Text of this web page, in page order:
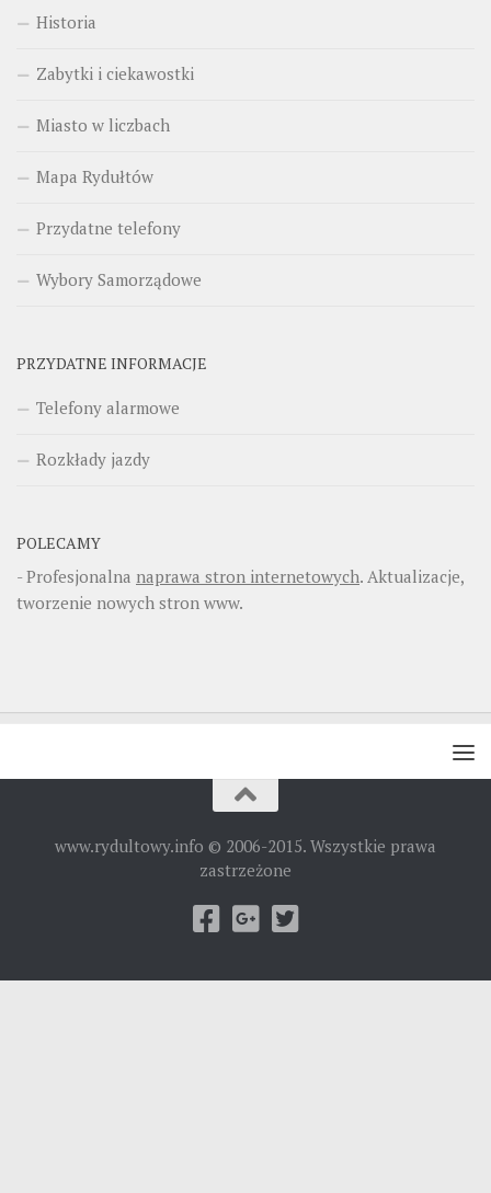
Historia
Zabytki i ciekawostki
Miasto w liczbach
Mapa Rydułtów
Przydatne telefony
Wybory Samorządowe
PRZYDATNE INFORMACJE
Telefony alarmowe
Rozkłady jazdy
POLECAMY
- Profesjonalna naprawa stron internetowych. Aktualizacje,
tworzenie nowych stron www.
www.rydultowy.info © 2006-2015. Wszystkie prawa
zastrzeżone